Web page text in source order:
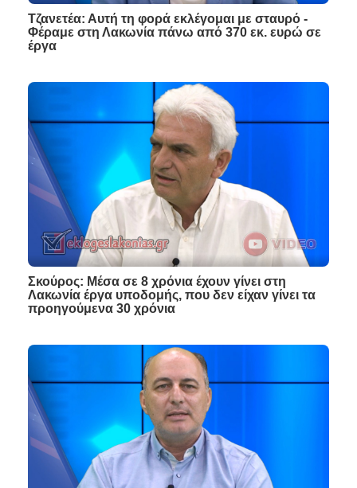
Τζανετέα: Αυτή τη φορά εκλέγομαι με σταυρό -
Φέραμε στη Λακωνία πάνω από 370 εκ. ευρώ σε
έργα
Σκούρος: Μέσα σε 8 χρόνια έχουν γίνει στη
Λακωνία έργα υποδομής, που δεν είχαν γίνει τα
προηγούμενα 30 χρόνια